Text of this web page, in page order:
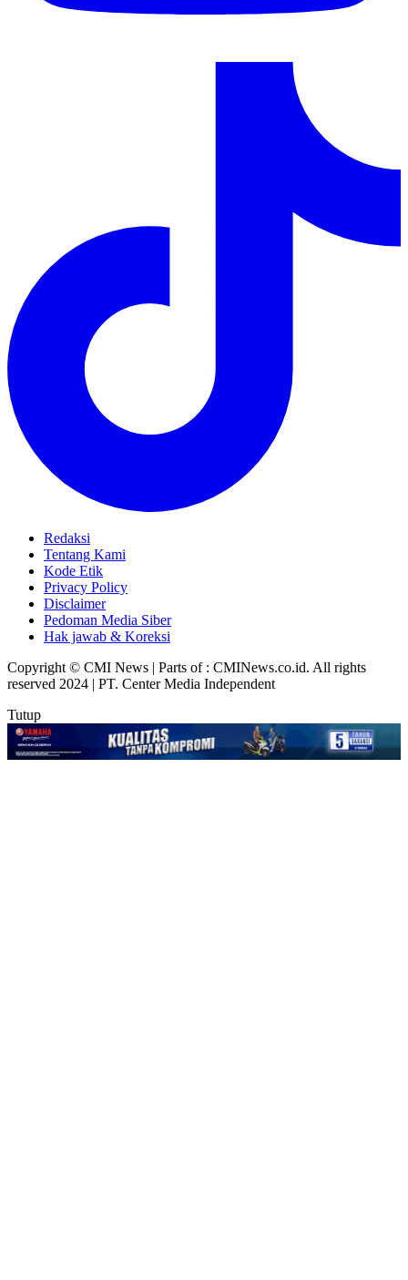
Redaksi
Tentang Kami
Kode Etik
Privacy Policy
Disclaimer
Pedoman Media Siber
Hak jawab & Koreksi
Copyright © CMI News | Parts of : CMINews.co.id. All rights
reserved 2024 | PT. Center Media Independent
Tutup